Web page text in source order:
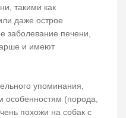
такими как
даже острое
заболевание печени,
и имеют
упоминания,
особенностям (порода,
похожи на собак с